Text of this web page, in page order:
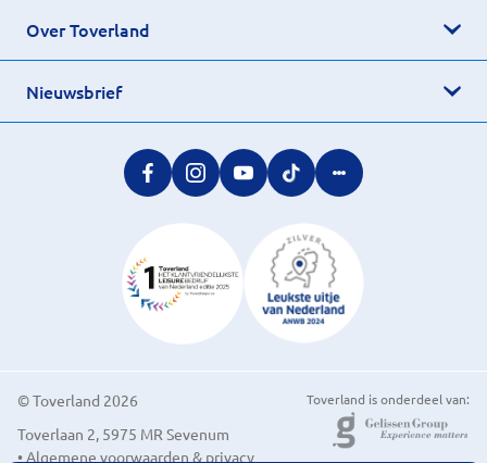
Over Toverland
Nieuwsbrief
© Toverland 2026
Toverlaan 2, 5975 MR Sevenum
• Algemene voorwaarden & privacy
Toverland is onderdeel van: